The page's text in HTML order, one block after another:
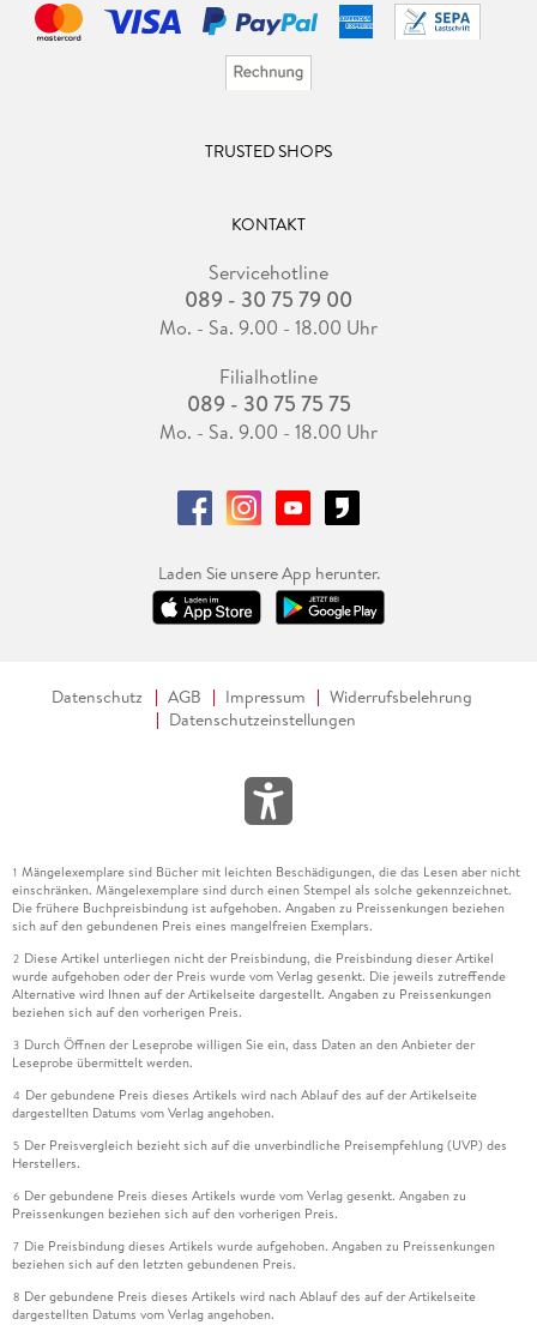
TRUSTED SHOPS
KONTAKT
Servicehotline
089 - 30 75 79 00
Mo. - Sa. 9.00 - 18.00 Uhr
Filialhotline
089 - 30 75 75 75
Mo. - Sa. 9.00 - 18.00 Uhr
Laden Sie unsere App herunter.
Datenschutz AGB Impressum
Widerrufsbelehrung
Datenschutzeinstellungen
1 Mängelexemplare sind Bücher mit leichten Beschädigungen, die das Lesen aber nicht
einschränken. Mängelexemplare sind durch einen Stempel als solche gekennzeichnet.
Die frühere Buchpreisbindung ist aufgehoben. Angaben zu Preissenkungen beziehen
sich auf den gebundenen Preis eines mangelfreien Exemplars.
2 Diese Artikel unterliegen nicht der Preisbindung, die Preisbindung dieser Artikel
wurde aufgehoben oder der Preis wurde vom Verlag gesenkt. Die jeweils zutreffende
Alternative wird Ihnen auf der Artikelseite dargestellt. Angaben zu Preissenkungen
beziehen sich auf den vorherigen Preis.
3 Durch Öffnen der Leseprobe willigen Sie ein, dass Daten an den Anbieter der
Leseprobe übermittelt werden.
4 Der gebundene Preis dieses Artikels wird nach Ablauf des auf der Artikelseite
dargestellten Datums vom Verlag angehoben.
5 Der Preisvergleich bezieht sich auf die unverbindliche Preisempfehlung (UVP) des
Herstellers.
6 Der gebundene Preis dieses Artikels wurde vom Verlag gesenkt. Angaben zu
Preissenkungen beziehen sich auf den vorherigen Preis.
7 Die Preisbindung dieses Artikels wurde aufgehoben. Angaben zu Preissenkungen
beziehen sich auf den letzten gebundenen Preis.
8 Der gebundene Preis dieses Artikels wird nach Ablauf des auf der Artikelseite
dargestellten Datums vom Verlag angehoben.